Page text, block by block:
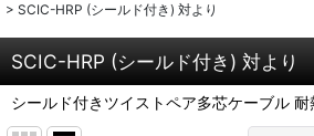
> SCIC-HRP (シールド付き) 対より
SCIC-HRP (シールド付き) 対より
シールド付きツイストペア多芯ケーブル